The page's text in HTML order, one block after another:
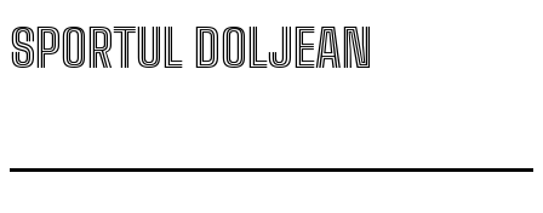
SPORTUL DOLJEAN